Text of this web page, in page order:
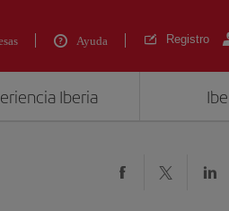
Ayuda Registro
Iberia